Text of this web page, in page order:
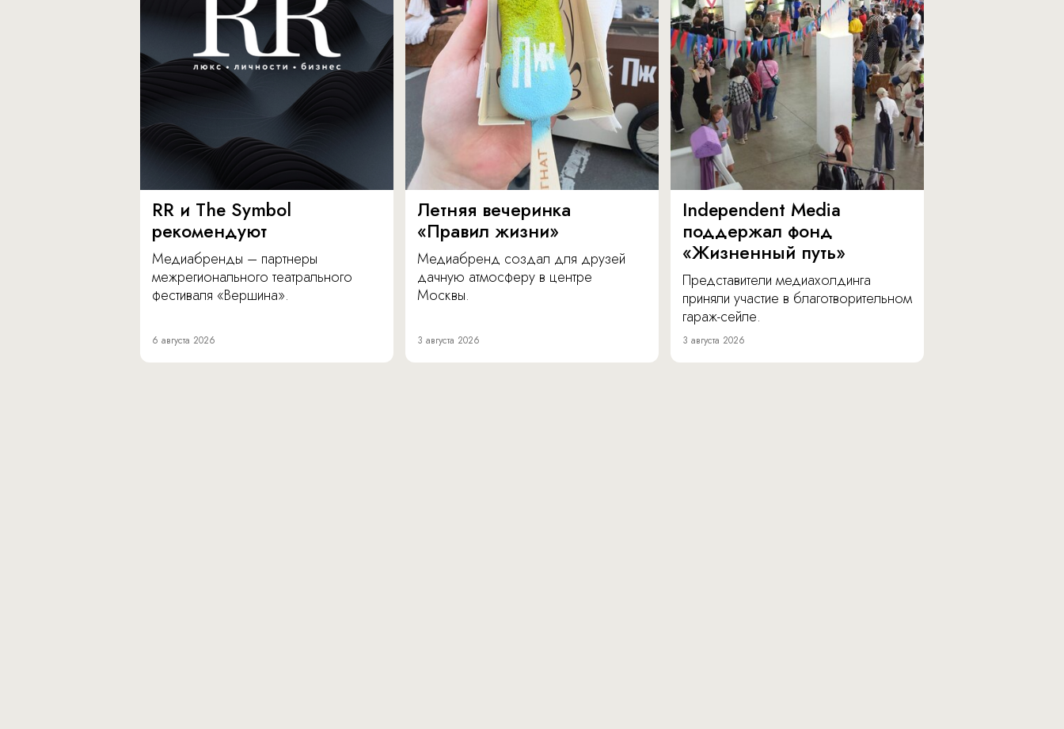
RR и The Symbol
рекомендуют
Медиабренды – партнеры
межрегионального театрального
фестиваля «Вершина».
6 августа 2026
Летняя вечеринка
«Правил жизни»
Медиабренд создал для друзей
дачную атмосферу в центре
Москвы.
3 августа 2026
Independent Media
поддержал фонд
«Жизненный путь»
Представители медиахолдинга
приняли участие в благотворительном
гараж-сейле.
3 августа 2026